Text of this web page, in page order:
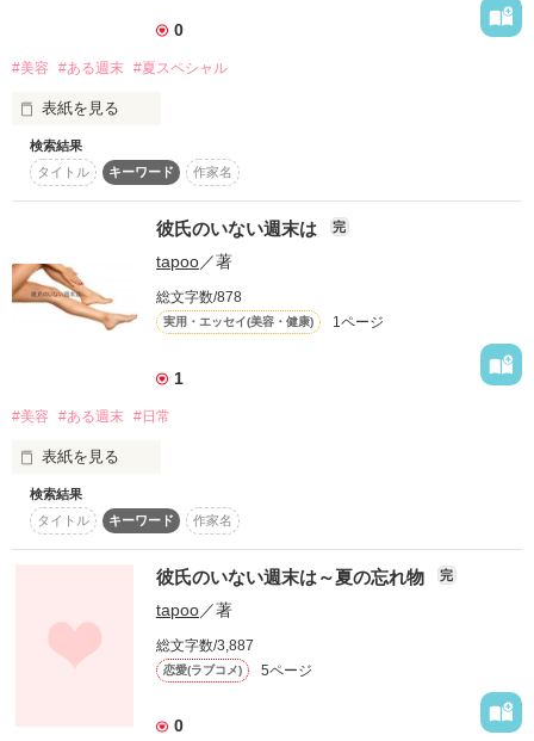
感想
ステータス 全て 完結 更新中
超短編！フェチから始まる溺愛コンテスト
スターツ出版小説投稿サイト合同企画「1話からの長編大
賞」ベリーズカフェ会場
その他の条件 動画あり
0
#美容 #ある週末 #夏スペシャル
表紙を見る
女の子は大変なのです！特に夏は！！
世の男性諸君、わっかるかな～？
☆。.:*:・◎'°☆。.:*:・◎'°☆。.:*:・◎'°☆。.:*:・
2019・7・27　公開start！
○o。◎.○o。◎.○o。◎.○o。◎.○o。
2019・7・28　実用・エッセイ部門
ランクインしました！
検索結果
タイトル
キーワード 作家名
彼氏のいない週末は 完
tapoo／著
総文字数/878
実用・エッセイ(美容・健康) 1ページ
1
#美容 #ある週末 #日常
表紙を見る
これで来週も頑張れます！
☆。.:*:・'°☆。.:*:・'°☆。.:*:・'°☆。.:*:・'°☆
ネイルを乾かす間に、ちょっと思い付いたので描いてみました
(*^^*)
検索結果
タイトル
キーワード 作家名
彼氏のいない週末は～夏の忘れ物 完
tapoo／著
総文字数/3,887
恋愛(ラブコメ) 5ページ
0